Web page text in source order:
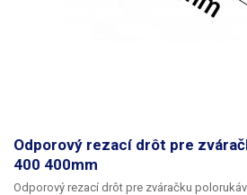
Odporový rezací drôt pre
400 400mm
Odporový rezací drôt pre zváračku